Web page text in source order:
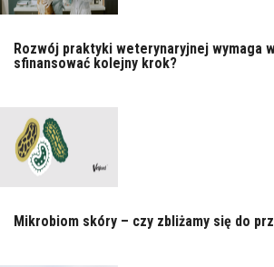
Rozwój praktyki weterynaryjnej wymaga
sfinansować kolejny krok?
Mikrobiom skóry – czy zbliżamy się do